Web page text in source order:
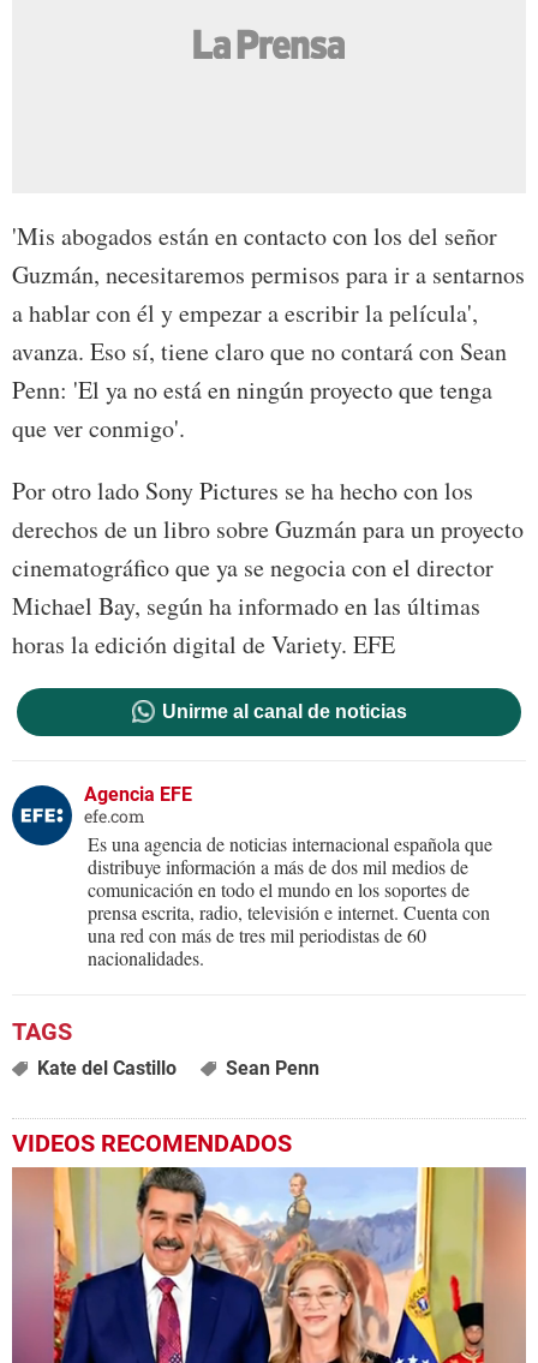
'Mis abogados están en contacto con los del señor
Guzmán, necesitaremos permisos para ir a sentarnos
a hablar con él y empezar a escribir la película',
avanza. Eso sí, tiene claro que no contará con Sean
Penn: 'El ya no está en ningún proyecto que tenga
que ver conmigo'.
Por otro lado Sony Pictures se ha hecho con los
derechos de un libro sobre Guzmán para un proyecto
cinematográfico que ya se negocia con el director
Michael Bay, según ha informado en las últimas
horas la edición digital de Variety. EFE
Unirme al canal de noticias
Agencia EFE
efe.com
Es una agencia de noticias internacional española que
distribuye información a más de dos mil medios de
comunicación en todo el mundo en los soportes de
prensa escrita, radio, televisión e internet. Cuenta con
una red con más de tres mil periodistas de 60
nacionalidades.
Kate del Castillo Sean Penn
VIDEOS RECOMENDADOS